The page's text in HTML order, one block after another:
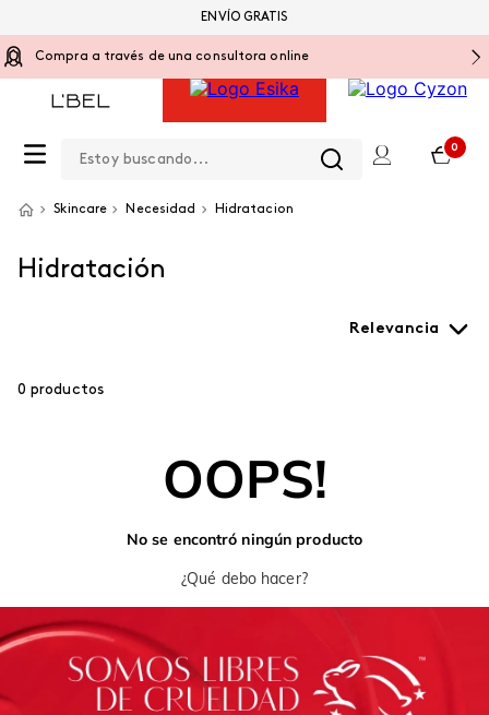
Compra a través de una consultora online
0
ENVÍO GRATIS
Skincare Necesidad Hidratacion
Hidratación
Relevancia
0 productos
OOPS!
No se encontró ningún producto
¿Qué debo hacer?